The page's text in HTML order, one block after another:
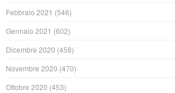
Febbraio 2021 (546)
Gennaio 2021 (602)
Dicembre 2020 (458)
Novembre 2020 (470)
Ottobre 2020 (453)